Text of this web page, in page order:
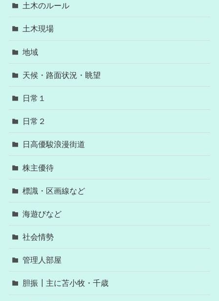
土木のルール
土木現場
地域
天候・路面状況・眺望
日常１
日常２
日高優駿浪漫街道
株主優待
標識・区画線など
海遊びなど
社会情勢
管理人部屋
胆振┃主に苫小牧・千歳